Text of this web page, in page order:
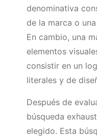
denominativa
de la marca o
En cambio, una
elementos
consistir en un
literales y de
Después de
búsqueda
elegido. Esta